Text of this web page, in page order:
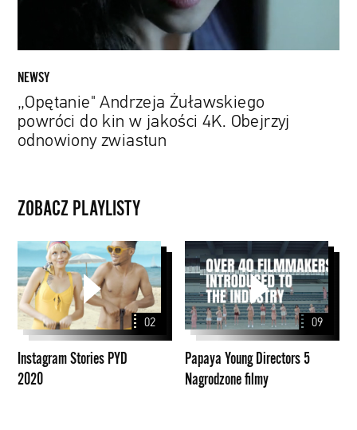
odnowiony
zwiastun
NEWSY
„Opętanie" Andrzeja Żuławskiego
powróci do kin w jakości 4K. Obejrzyj
odnowiony zwiastun
ZOBACZ PLAYLISTY
Instagram
Stories
PYD
2020
02
Instagram Stories PYD
2020
Papaya
Young
Directors
5
Nagrodzone
09
Papaya Young Directors 5
Nagrodzone filmy